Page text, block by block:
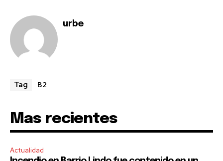
urbe
Tag B2
Mas recientes
Actualidad